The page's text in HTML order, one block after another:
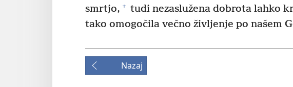
smrtjo, + tudi nezaslužena dobrota lahko
tako omogočila večno življenje po našem
Nazaj